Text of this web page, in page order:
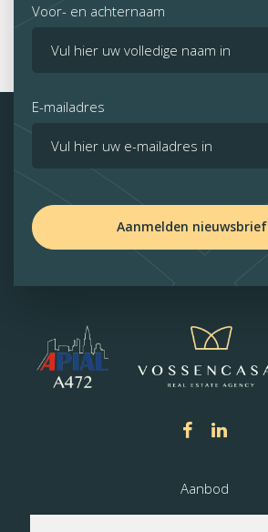
Voor- en achternaam
E-mailadres
Aanmelden nieuwsbrief
Aanbod